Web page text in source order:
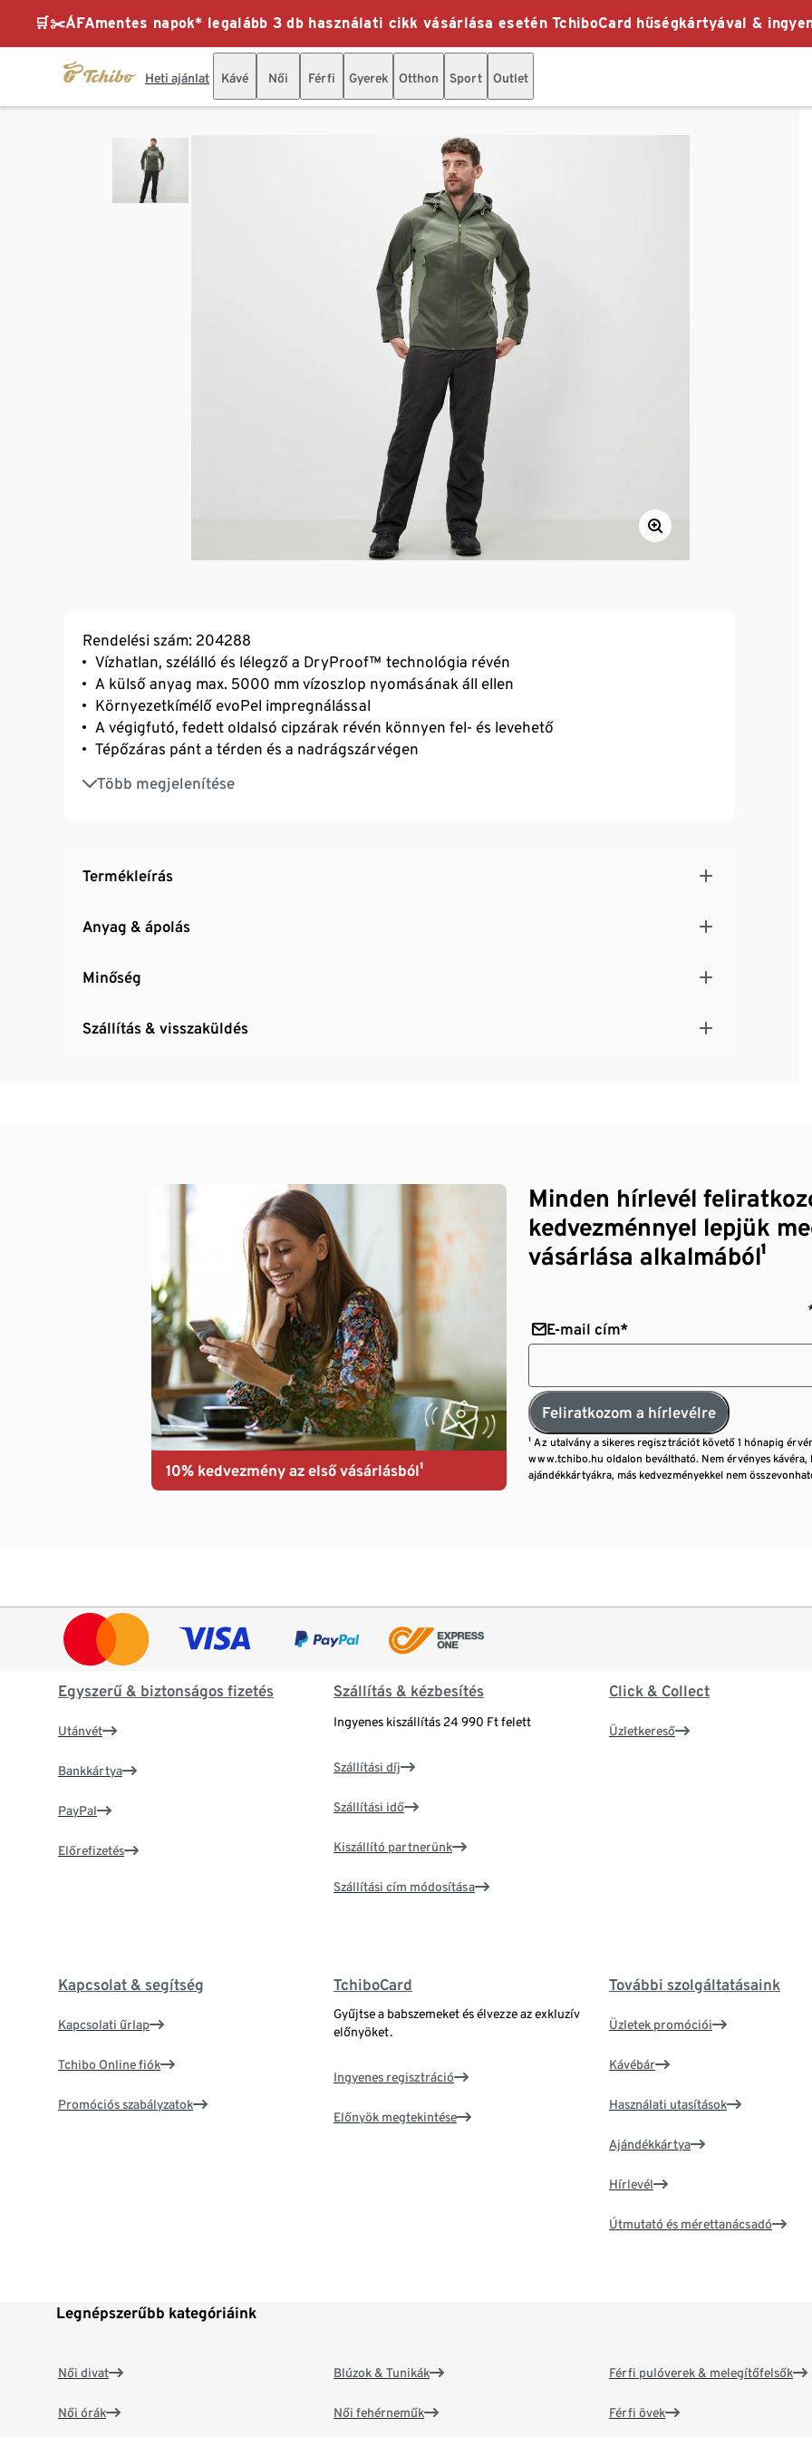
🛒✂️ÁFAmentes napok* legalább 3 db használati cikk vásárlása esetén TchiboCard hűségkártyával &
Heti ajánlat Kávé Női Férfi Gyerek Otthon Sport Outlet
Rendelési szám: 204288
Vízhatlan, szélálló és lélegző a DryProof™ technológia révén
A külső anyag max. 5000 mm vízoszlop nyomásának áll ellen
Környezetkímélő evoPel impregnálással
A végigfutó, fedett oldalsó cipzárak révén könnyen fel- és levehető
Tépőzáras pánt a térden és a nadrágszárvégen
Több megjelenítése
2 cipzáras zseb oldalt
Erős anyagból készült megerősítés az üleprészen
Uniszex
Termékleírás
Anyag & ápolás
Minőség
Szállítás & visszaküldés
10% kedvezmény az első vásárlásból¹
Minden hírlevél
kedvezménnyel lepjük
vásárlása alkalmából¹
E-mail cím*
Feliratkozom a hírlevélre
¹ Az utalvány a sikeres regisztrációt követő 1 hónapig
www.tchibo.hu oldalon beváltható. Nem érvényes kávéra,
ajándékkártyákra, más kedvezményekkel nem
Egyszerű & biztonságos fizetés
Utánvét
Bankkártya
PayPal
Előrefizetés
Szállítás & kézbesítés
Ingyenes kiszállítás 24 990 Ft felett
Szállítási díj
Szállítási idő
Kiszállító partnerünk
Szállítási cím módosítása
Click & Collect
Üzletkereső
Kapcsolat & segítség
Kapcsolati űrlap
Tchibo Online fiók
Promóciós szabályzatok
TchiboCard
Gyűjtse a babszemeket és élvezze az exkluzív
előnyöket.
Ingyenes regisztráció
Előnyök megtekintése
További szolgáltatásaink
Üzletek promóciói
Kávébár
Használati utasítások
Ajándékkártya
Hírlevél
Útmutató és mérettanácsadó
Legnépszerűbb kategóriáink
Női divat
Női órák
Blúzok & Tunikák
Női fehérneműk
Férfi pulóverek & melegítőfelsők
Férfi övek